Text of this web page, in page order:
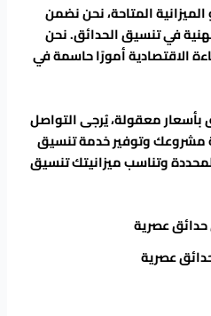
المتاحة، نحن نضمن
في تنسيق الحدائق. نحن
الاقتصادية أمورًا حاسمة في
معقولة، يُرجى التواصل
وتوفير خدمة تنسيق
وتناسب ميزانيتك تنسيق
عصرية